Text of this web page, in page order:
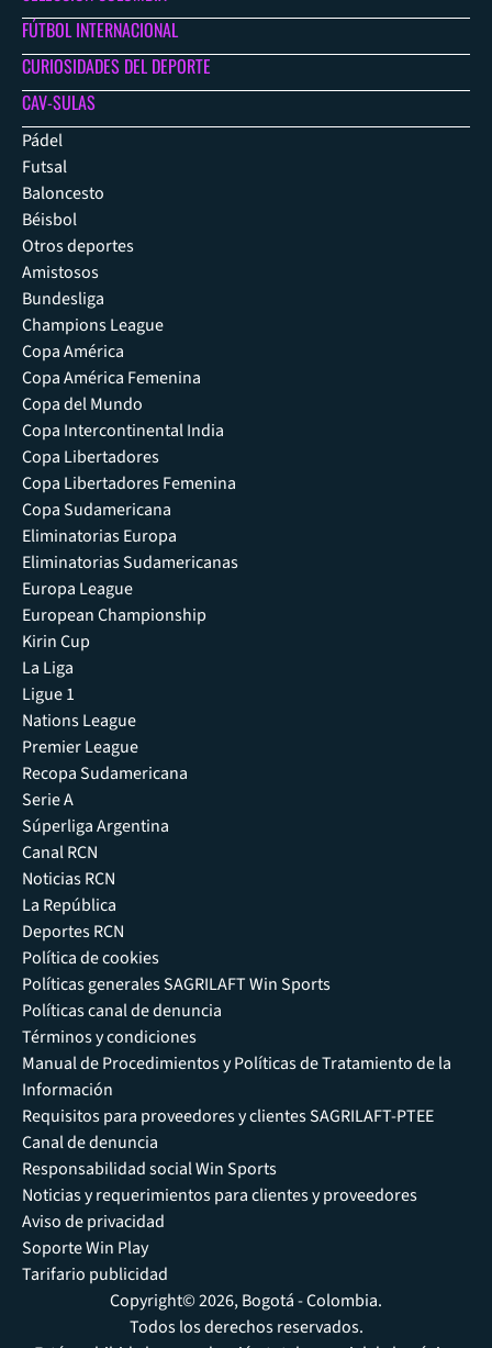
FÚTBOL INTERNACIONAL
CURIOSIDADES DEL DEPORTE
CAV-SULAS
Pádel
Futsal
Baloncesto
Béisbol
Otros deportes
Amistosos
Bundesliga
Champions League
Copa América
Copa América Femenina
Copa del Mundo
Copa Intercontinental India
Copa Libertadores
Copa Libertadores Femenina
Copa Sudamericana
Eliminatorias Europa
Eliminatorias Sudamericanas
Europa League
European Championship
Kirin Cup
La Liga
Ligue 1
Nations League
Premier League
Recopa Sudamericana
Serie A
Súperliga Argentina
Canal RCN
Noticias RCN
La República
Deportes RCN
Política de cookies
Políticas generales SAGRILAFT Win Sports
Políticas canal de denuncia
Términos y condiciones
Manual de Procedimientos y Políticas de Tratamiento de la
Información
Requisitos para proveedores y clientes SAGRILAFT-PTEE
Canal de denuncia
Responsabilidad social Win Sports
Noticias y requerimientos para clientes y proveedores
Aviso de privacidad
Soporte Win Play
Tarifario publicidad
Copyright© 2026, Bogotá - Colombia.
Todos los derechos reservados.